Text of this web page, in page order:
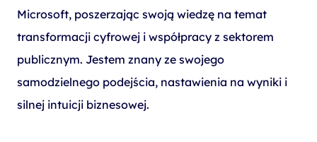
Microsoft, poszerzając swoją wiedzę na temat
transformacji cyfrowej i współpracy z sektorem
publicznym. Jestem znany ze swojego
samodzielnego podejścia, nastawienia na wyniki i
silnej intuicji biznesowej.